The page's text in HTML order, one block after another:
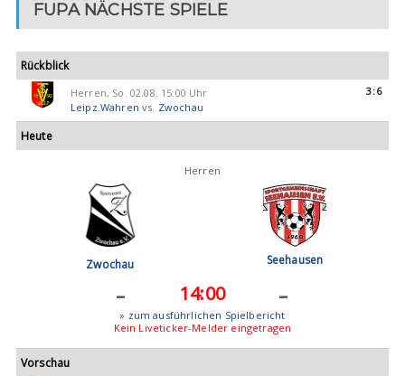
FUPA NÄCHSTE SPIELE
Rückblick
Herren, So. 02.08. 15:00 Uhr
Leipz.Wahren vs. Zwochau
3:6
Heute
Herren
Zwochau Seehausen
- 14:00 -
» zum ausführlichen Spielbericht
Kein Liveticker-Melder eingetragen
Vorschau